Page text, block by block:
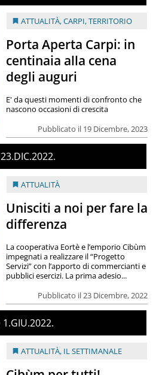
ATTUALITÀ,CARPI,TERRITORIO
Porta Aperta Carpi: in
centinaia alla cena
degli auguri
Pubblicato il 19 Dicembre, 2023
E' da questi momenti di confronto che
nascono occasioni di crescita
23 DIC2022
ATTUALITÀ
Unisciti a noi per fare la
differenza
Pubblicato il 23 Dicembre, 2022
La cooperativa Eortè e l’emporio Cibùm
impegnati a realizzare il “Progetto
Servizi” con l’apporto di commercianti e
pubblici esercizi. La prima adesio...
1 GIU 2022
ATTUALITÀ, IL SETTIMANALE